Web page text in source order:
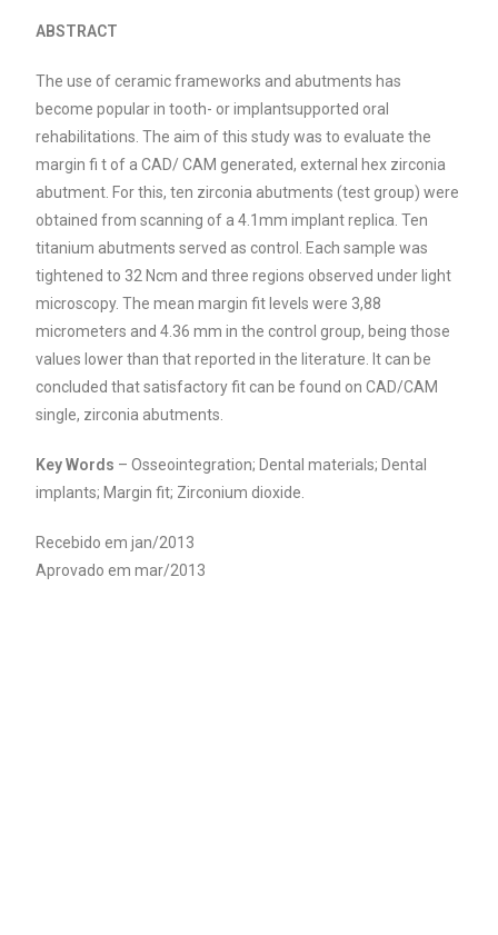
ABSTRACT
The use of ceramic frameworks and abutments has
become popular in tooth- or implantsupported oral
rehabilitations. The aim of this study was to evaluate the
margin fi t of a CAD/ CAM generated, external hex zirconia
abutment. For this, ten zirconia abutments (test group) were
obtained from scanning of a 4.1mm implant replica. Ten
titanium abutments served as control. Each sample was
tightened to 32 Ncm and three regions observed under light
microscopy. The mean margin fit levels were 3,88
micrometers and 4.36 mm in the control group, being those
values lower than that reported in the literature. It can be
concluded that satisfactory fit can be found on CAD/CAM
single, zirconia abutments.
Key Words – Osseointegration; Dental materials; Dental
implants; Margin fit; Zirconium dioxide.
Recebido em jan/2013
Aprovado em mar/2013